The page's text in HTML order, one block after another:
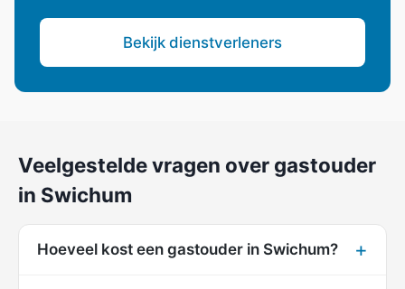
Bekijk dienstverleners
Veelgestelde vragen over gastouder
in Swichum
Hoeveel kost een gastouder in Swichum?